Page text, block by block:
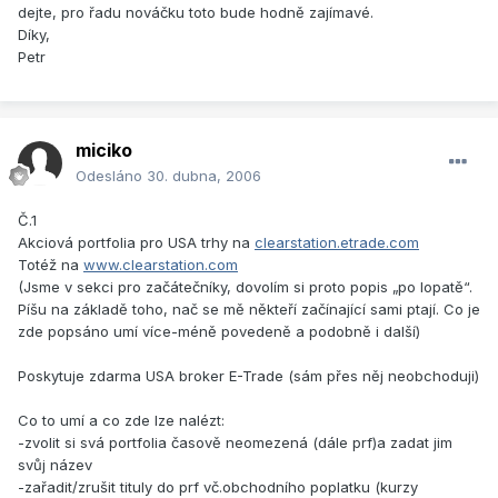
dejte, pro řadu nováčku toto bude hodně zajímavé.
Díky,
Petr
miciko
Odesláno 30. dubna, 2006
Č.1
Akciová portfolia pro USA trhy na clearstation.etrade.com
Totéž na www.clearstation.com
(Jsme v sekci pro začátečníky, dovolím si proto popis „po lopatě“.
Píšu na základě toho, nač se mě někteří začínající sami ptají. Co je
zde popsáno umí více-méně povedeně a podobně i další)
Poskytuje zdarma USA broker E-Trade (sám přes něj neobchoduji)
Co to umí a co zde lze nalézt:
-zvolit si svá portfolia časově neomezená (dále prf)a zadat jim
svůj název
-zařadit/zrušit tituly do prf vč.obchodního poplatku (kurzy